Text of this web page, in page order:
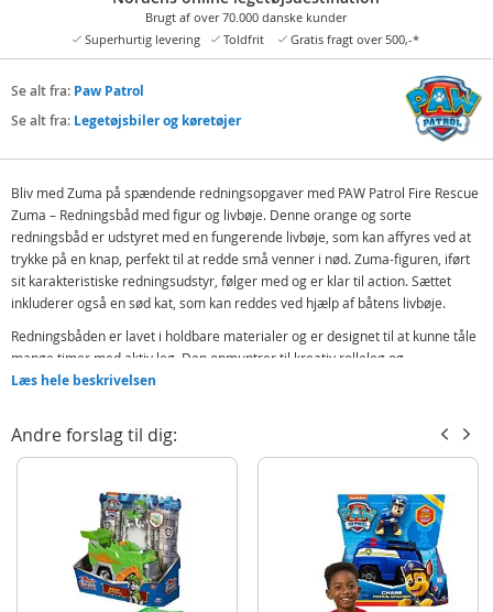
Brugt af over 70.000 danske kunder
Superhurtig levering
Toldfrit Gratis fragt over 500,-*
Se alt fra: Paw Patrol
Se alt fra: Legetøjsbiler og køretøjer
Bliv med Zuma på spændende redningsopgaver med PAW Patrol Fire Rescue
Zuma – Redningsbåd med figur og livbøje. Denne orange og sorte
redningsbåd er udstyret med en fungerende livbøje, som kan affyres ved at
trykke på en knap, perfekt til at redde små venner i nød. Zuma-figuren, iført
sit karakteristiske redningsudstyr, følger med og er klar til action. Sættet
inkluderer også en sød kat, som kan reddes ved hjælp af båtens livbøje.
Redningsbåden er lavet i holdbare materialer og er designet til at kunne tåle
mange timer med aktiv leg. Den opmuntrer til kreativ rolleleg og
samarbejde, samtidig med at den giver timevis af underholdning.
deres yndlingsscener fra tv-serien. Det er også en fantastisk gaveidé til
fødselsdag, jul eller som en overraskelse til små redningshelte.
Redningsbåd
Zuma-figur
Vaskebjørn
Læs hele beskrivelsen
Andre forslag til dig: